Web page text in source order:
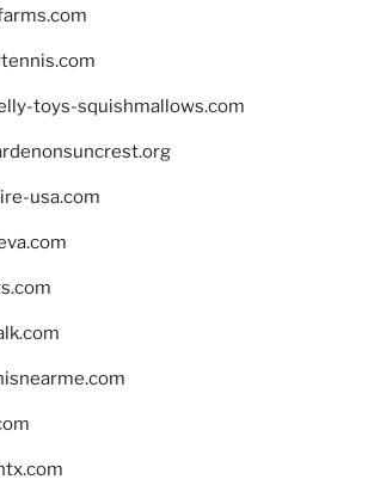
toys-squishmallows.com
usa.com